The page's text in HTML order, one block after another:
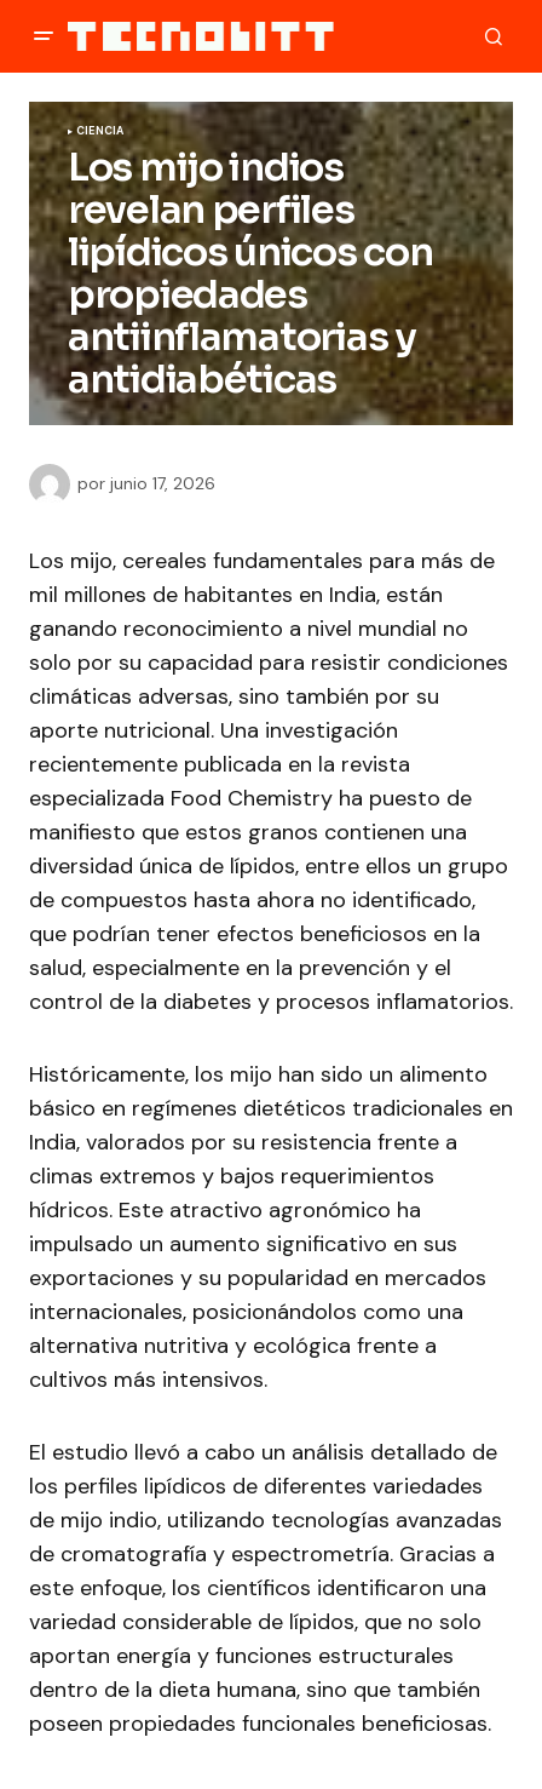
CIENCIA
Los mijo indios
revelan perfiles
lipídicos únicos con
propiedades
antiinflamatorias y
antidiabéticas
por junio 17, 2026
Los mijo, cereales fundamentales para más de
mil millones de habitantes en India, están
ganando reconocimiento a nivel mundial no
solo por su capacidad para resistir condiciones
climáticas adversas, sino también por su
aporte nutricional. Una investigación
recientemente publicada en la revista
especializada Food Chemistry ha puesto de
manifiesto que estos granos contienen una
diversidad única de lípidos, entre ellos un grupo
de compuestos hasta ahora no identificado,
que podrían tener efectos beneficiosos en la
salud, especialmente en la prevención y el
control de la diabetes y procesos inflamatorios.
Históricamente, los mijo han sido un alimento
básico en regímenes dietéticos tradicionales en
India, valorados por su resistencia frente a
climas extremos y bajos requerimientos
hídricos. Este atractivo agronómico ha
impulsado un aumento significativo en sus
exportaciones y su popularidad en mercados
internacionales, posicionándolos como una
alternativa nutritiva y ecológica frente a
cultivos más intensivos.
El estudio llevó a cabo un análisis detallado de
los perfiles lipídicos de diferentes variedades
de mijo indio, utilizando tecnologías avanzadas
de cromatografía y espectrometría. Gracias a
este enfoque, los científicos identificaron una
variedad considerable de lípidos, que no solo
aportan energía y funciones estructurales
dentro de la dieta humana, sino que también
poseen propiedades funcionales beneficiosas.